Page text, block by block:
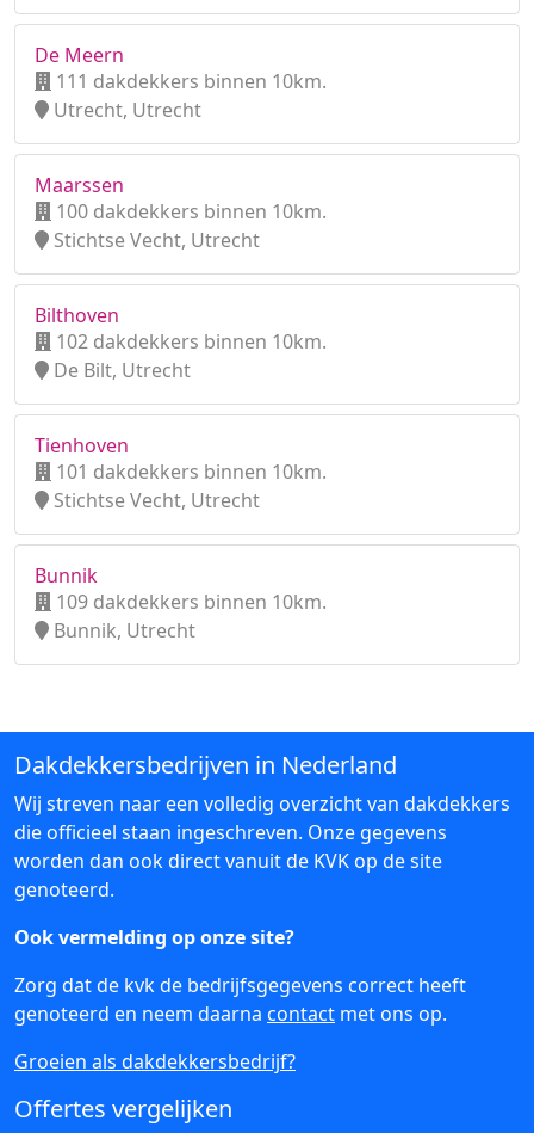
De Meern
111 dakdekkers binnen 10km.
Utrecht, Utrecht
Maarssen
100 dakdekkers binnen 10km.
Stichtse Vecht, Utrecht
Bilthoven
102 dakdekkers binnen 10km.
De Bilt, Utrecht
Tienhoven
101 dakdekkers binnen 10km.
Stichtse Vecht, Utrecht
Bunnik
109 dakdekkers binnen 10km.
Bunnik, Utrecht
Dakdekkersbedrijven in Nederland
Wij streven naar een volledig overzicht van dakdekkers
die officieel staan ingeschreven. Onze gegevens
worden dan ook direct vanuit de KVK op de site
genoteerd.
Ook vermelding op onze site?
Zorg dat de kvk de bedrijfsgegevens correct heeft
genoteerd en neem daarna contact met ons op.
Groeien als dakdekkersbedrijf?
Offertes vergelijken